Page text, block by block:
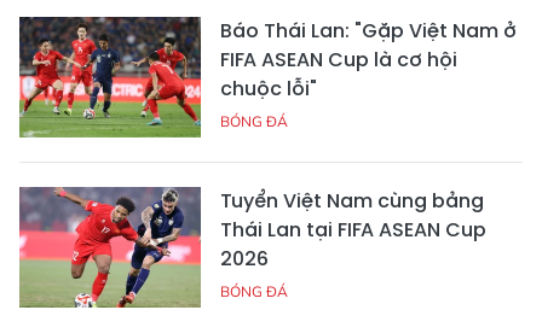
Báo Thái Lan: "Gặp Việt Nam ở
FIFA ASEAN Cup là cơ hội
chuộc lỗi"
BÓNG ĐÁ
Tuyển Việt Nam cùng bảng
Thái Lan tại FIFA ASEAN Cup
2026
BÓNG ĐÁ